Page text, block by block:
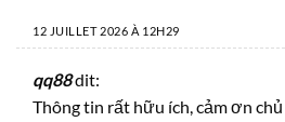
12 JUILLET 2026 À 12H29
qq88dit:
Thông tin rất hữu ích, cảm ơn